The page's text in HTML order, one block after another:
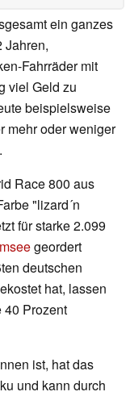
ein ganzes
Jahren,
Fahrräder mit
viel Geld zu
beispielsweise
mehr oder weniger
Race 800 aus
"lizard´n
für starke 2.099
geordert
deutschen
hat, lassen
40 Prozent
ist, hat das
und kann durch